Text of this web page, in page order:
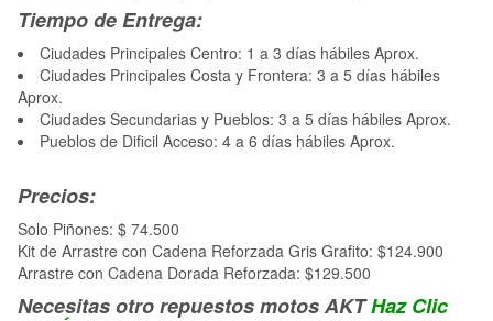
Tiempo de Entrega:
Ciudades Principales Centro: 1 a 3 días hábiles Aprox.
Ciudades Principales Costa y Frontera: 3 a 5 días hábiles
Aprox.
Ciudades Secundarias y Pueblos: 3 a 5 días hábiles Aprox.
Pueblos de Dificil Acceso: 4 a 6 días hábiles Aprox.
Precios:
Solo Piñones: $ 74.500
Kit de Arrastre con Cadena Reforzada Gris Grafito: $124.900
Arrastre con Cadena Dorada Reforzada: $129.500
Necesitas otro repuestos motos AKTHaz Clic